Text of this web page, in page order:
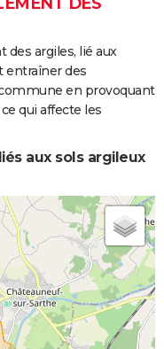
argiles, lié aux
entraîner des
en provoquant
qui affecte les
aux sols argileux